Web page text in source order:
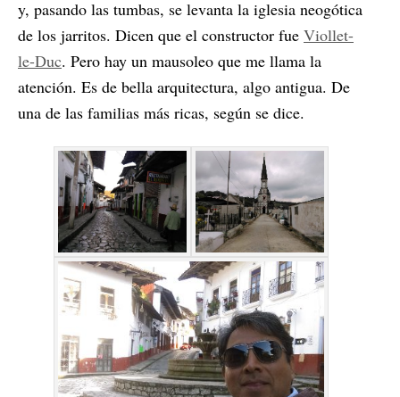
y, pasando las tumbas, se levanta la iglesia neogótica
de los jarritos. Dicen que el constructor fue Viollet-
le-Duc. Pero hay un mausoleo que me llama la
atención. Es de bella arquitectura, algo antigua. De
una de las familias más ricas, según se dice.